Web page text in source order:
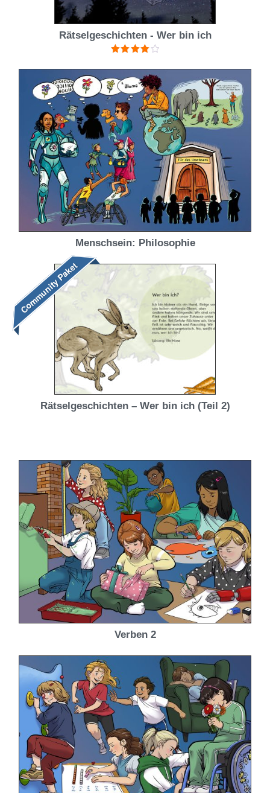
Rätselgeschichten - Wer bin ich
mit4.00
von 5
Menschsein: Philosophie
Community Paket
Rätselgeschichten – Wer bin ich (Teil 2)
Verben 2